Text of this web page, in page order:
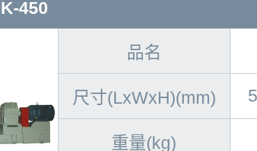
450
品名
尺寸(LxWxH)(mm)
重量(kg)